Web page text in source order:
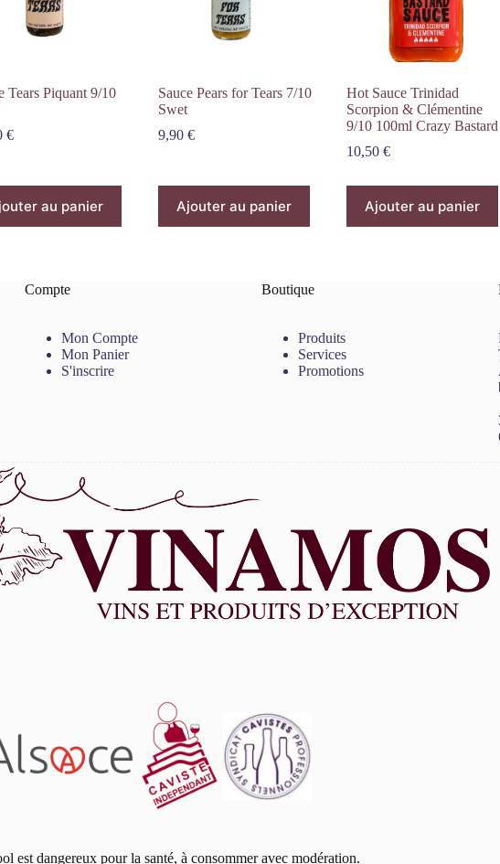
Tears Piquant 9/10
€
au panier
Sauce Pears for Tears 7/10
Swet
9,90€
Ajouter au panier
Hot Sauce Trinidad
Scorpion & Clémentine
9/10 100ml Crazy Bastard
10,50€
Ajouter au panier
Compte
Mon Compte
Mon Panier
S'inscrire
Boutique
Produits
Services
Promotions
est dangereux pour la santé, à consommer avec modération.